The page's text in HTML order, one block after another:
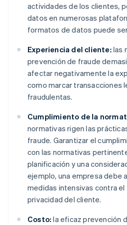
actividades de los clientes,
datos en numerosas
formatos de datos puede
Experiencia del cliente: las
prevención de fraude
afectar negativamente la
como marcar transacciones
fraudulentas.
Cumplimiento de la
normativas rigen las
fraude. Garantizar el
con las normativas
planificación y una
ejemplo, una empresa debe
medidas intensivas contra el
privacidad del cliente.
Costo: la eficaz prevención